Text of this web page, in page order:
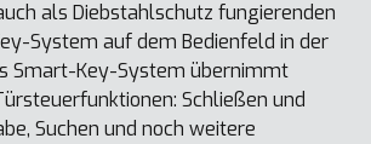
als Diebstahlschutz fungierenden
System auf dem Bedienfeld in der
Smart-Key-System übernimmt
Schließen und
Suchen und noch weitere